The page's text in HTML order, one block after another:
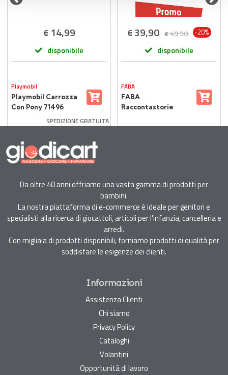
€ 14,99
disponibile
Playmobil
Playmobil Carrozza
Con Pony 71496
SPEDIZIONE GRATUITA
€ 39,90 €49,90 -20%
disponibile
FABA
FABA
Raccontastorie
Personaggio Sonoro
Da oltre 40 anni offriamo una vasta gamma di prodotti per
bambini.
La nostra piattaforma di e-commerce è ideale per genitori e
specialisti alla ricerca di giocattoli, articoli per l'infanzia, cancelleria e
arredi.
Con migliaia di prodotti disponibili, forniamo prodotti di qualità per
soddisfare le esigenze dei clienti.
Informazioni
Assistenza Clienti
Chi siamo
Privacy Policy
Cataloghi
Volantini
Opportunità di lavoro